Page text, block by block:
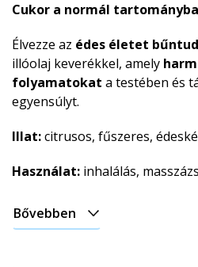
Cukor a normál
Élvezze az édes életet
illóolaj keverékkel, amely
folyamatokat a testében és
egyensúlyt.
Illat:citrusos, fűszeres,
Használat: inhalálás,
Bővebben